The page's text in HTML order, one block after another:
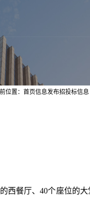
位置： 首页信息发布招投标信息
餐厅、40个座位的大